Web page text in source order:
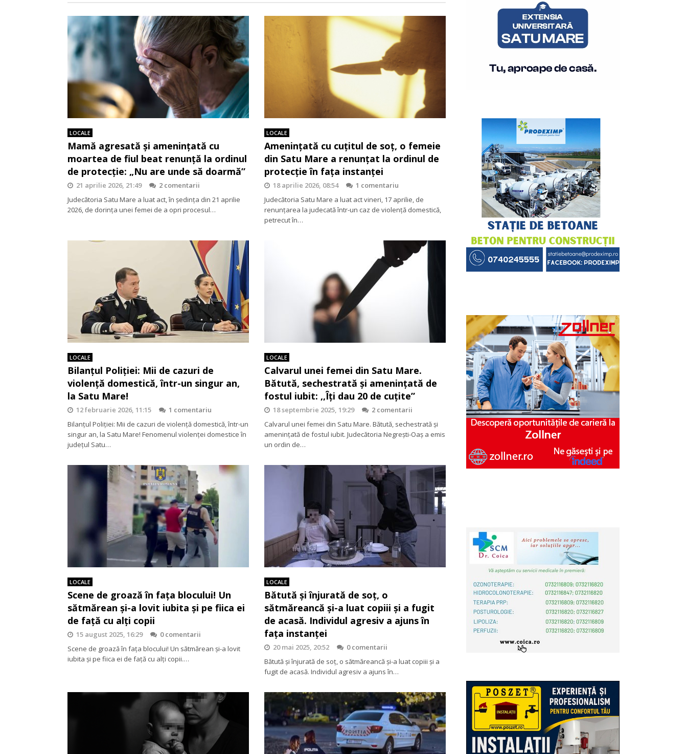
LOCALE
Mamă agresată și amenințată cu
moartea de fiul beat renunță la ordinul
de protecție: „Nu are unde să doarmă”
21 aprilie 2026, 21:49
2 comentarii
Judecătoria Satu Mare a luat act, în ședința din 21 aprilie
2026, de dorința unei femei de a opri procesul…
LOCALE
Amenințată cu cuțitul de soț, o femeie
din Satu Mare a renunțat la ordinul de
protecție în fața instanței
18 aprilie 2026, 08:54
1 comentariu
Judecătoria Satu Mare a luat act vineri, 17 aprilie, de
renunțarea la judecată într-un caz de violență domestică,
petrecut în…
LOCALE
Bilanțul Poliției: Mii de cazuri de
violență domestică, într-un singur an,
la Satu Mare!
12 februarie 2026, 11:15
1 comentariu
Bilanțul Poliției: Mii de cazuri de violență domestică, într-un
singur an, la Satu Mare! Fenomenul violenței domestice în
județul Satu…
LOCALE
Calvarul unei femei din Satu Mare.
Bătută, sechestrată și amenințată de
fostul iubit: ,,Îți dau 20 de cuțite”
18 septembrie 2025, 19:29
2 comentarii
Calvarul unei femei din Satu Mare. Bătută, sechestrată și
amenințată de fostul iubit. Judecătoria Negrești-Oaș a emis
un ordin de…
LOCALE
Scene de groază în fața blocului! Un
sătmărean și-a lovit iubita și pe fiica ei
de față cu alți copii
15 august 2025, 16:29
0 comentarii
Scene de groază în fața blocului! Un sătmărean și-a lovit
iubita și pe fiica ei de față cu alți copii.…
LOCALE
Bătută și înjurată de soț, o
sătmăreancă și-a luat copiii și a fugit
de acasă. Individul agresiv a ajuns în
fața instanței
20 mai 2025, 20:52
0 comentarii
Bătută și înjurată de soț, o sătmăreancă și-a luat copiii și a
fugit de acasă. Individul agresiv a ajuns în…